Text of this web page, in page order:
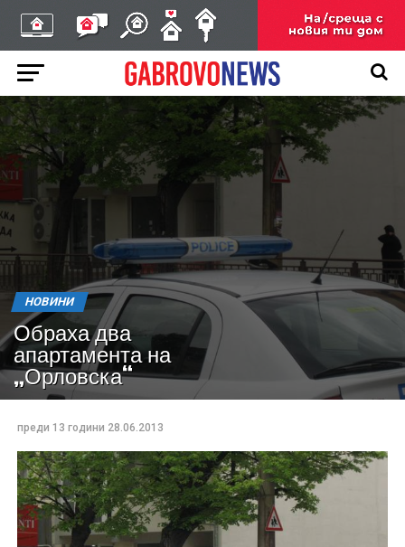
НОВИНИ
Обраха два
апартамента на
„Орловска“
преди 13 години 28.06.2013